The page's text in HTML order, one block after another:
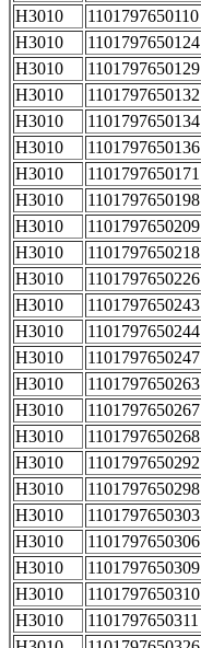
H3010
1101797650110
H3010
1101797650124
H3010
1101797650129
H3010
1101797650132
H3010
1101797650134
H3010
1101797650136
H3010
1101797650171
H3010
1101797650198
H3010
1101797650209
H3010
1101797650218
H3010
1101797650226
H3010
1101797650243
H3010
1101797650244
H3010
1101797650247
H3010
1101797650263
H3010
1101797650267
H3010
1101797650268
H3010
1101797650292
H3010
1101797650298
H3010
1101797650303
H3010
1101797650306
H3010
1101797650309
H3010
1101797650310
H3010
1101797650311